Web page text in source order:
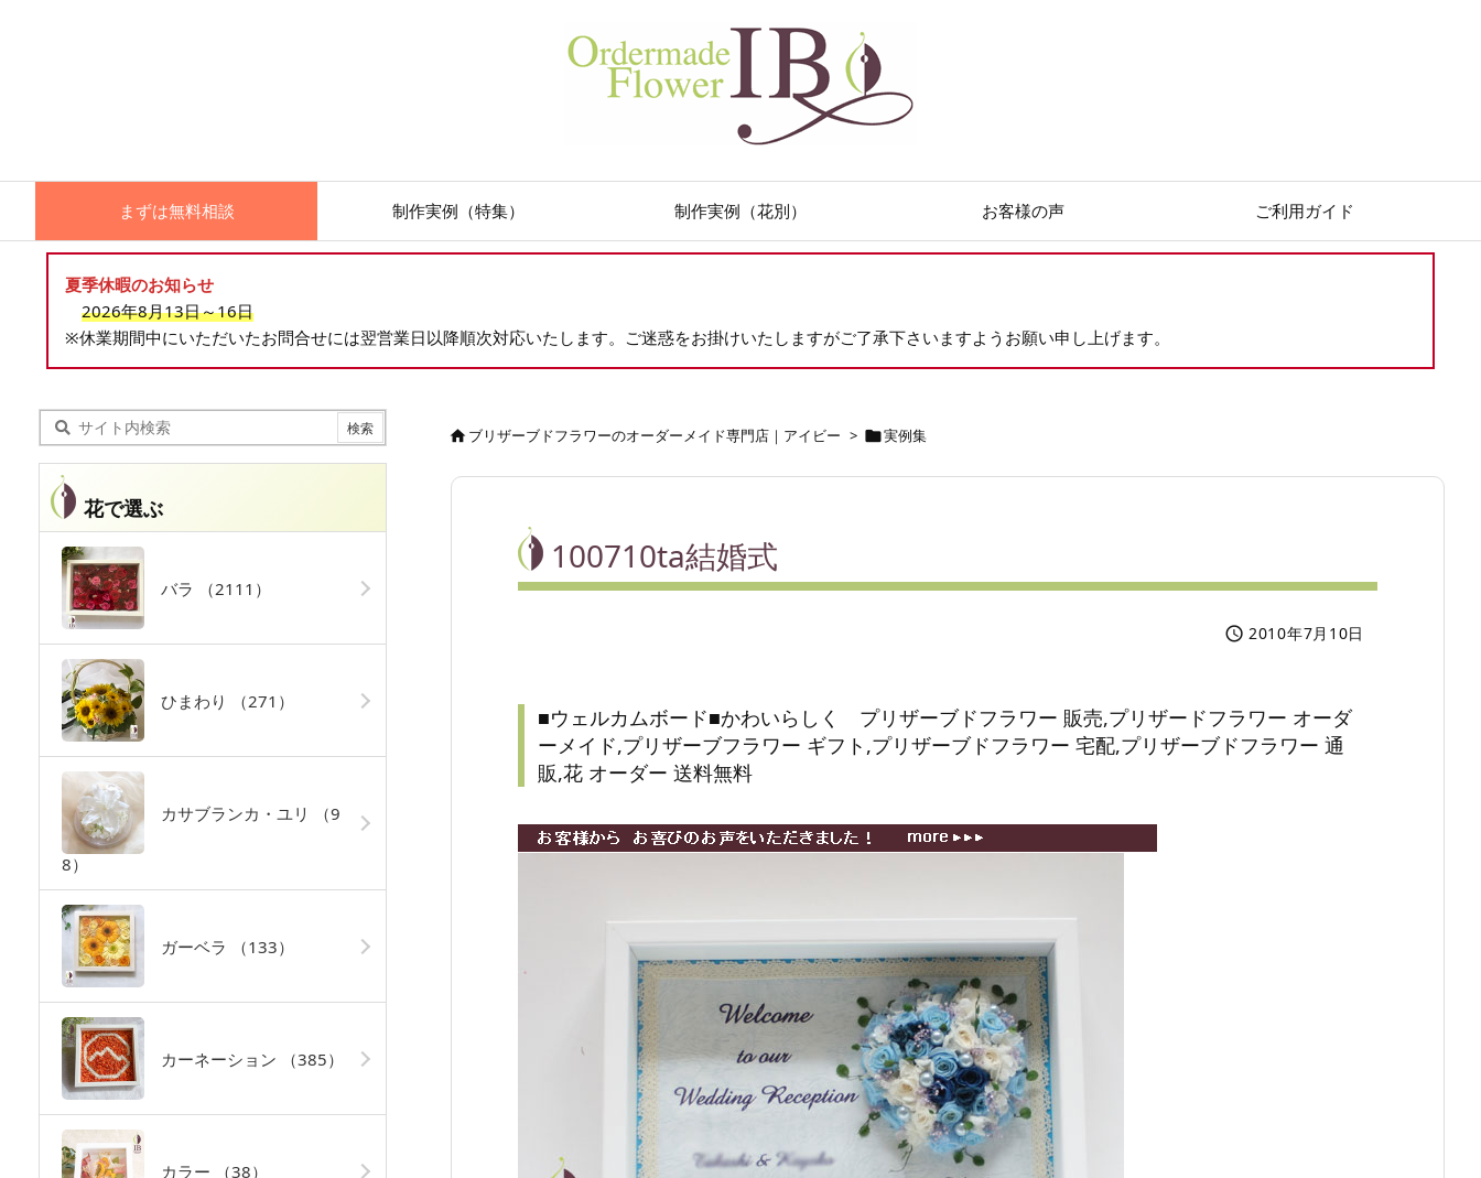
まずは無料相談 制作実例（特集） 制作実例（花別） お客様の声 ご利用ガイド
夏季休暇のお知らせ
2026年8月13日～16日
※休業期間中にいただいたお問合せには翌営業日以降順次対応いたします。ご迷惑をお掛けいたしますがご了承下さいますようお願い申し上げます。
ブリザーブドフラワーのオーダーメイド専門店｜アイビー > 実例集
100710ta結婚式
 2010年7月10日
■ウェルカムボード■かわいらしく プリザーブドフラワー 販売,プリザードフラワー オーダ
ーメイド,プリザーブフラワー ギフト,プリザーブドフラワー 宅配,プリザーブドフラワー 通
販,花 オーダー 送料無料
花で選ぶ
バラ （2111）
ひまわり （271）
カサブランカ・ユリ （9
8）
ガーベラ （133）
カーネーション （385）
カラー （38）